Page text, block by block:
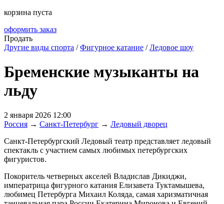
корзина пуста
оформить заказ
Продать
Другие виды спорта /Фигурное катание /Ледовое шоу
Бременские музыканты на
льду
2 января 2026 12:00
Россия → Санкт-Петербург → Ледовый дворец
Санкт-Петербургский Ледовый театр представляет ледовый
спектакль с участием самых любимых петербургских
фигуристов.
Покоритель четверных акселей Владислав Дикиджи,
императрица фигурного катания Елизавета Туктамышева,
любимец Петербурга Михаил Коляда, самая харизматичная